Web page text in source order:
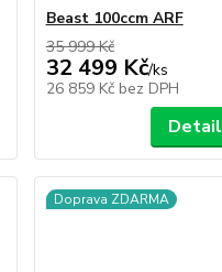
Beast 100ccm ARF
35 999 Kč
32 499 Kč/ks
26 859 Kč bez DPH
Detail
Doprava ZDARMA